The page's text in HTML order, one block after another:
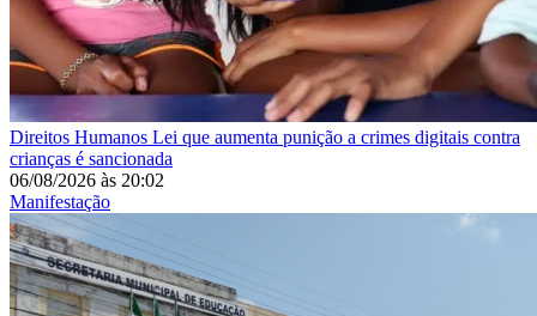
Direitos Humanos Lei que aumenta punição a crimes digitais contra
crianças é sancionada
06/08/2026 às 20:02
Manifestação